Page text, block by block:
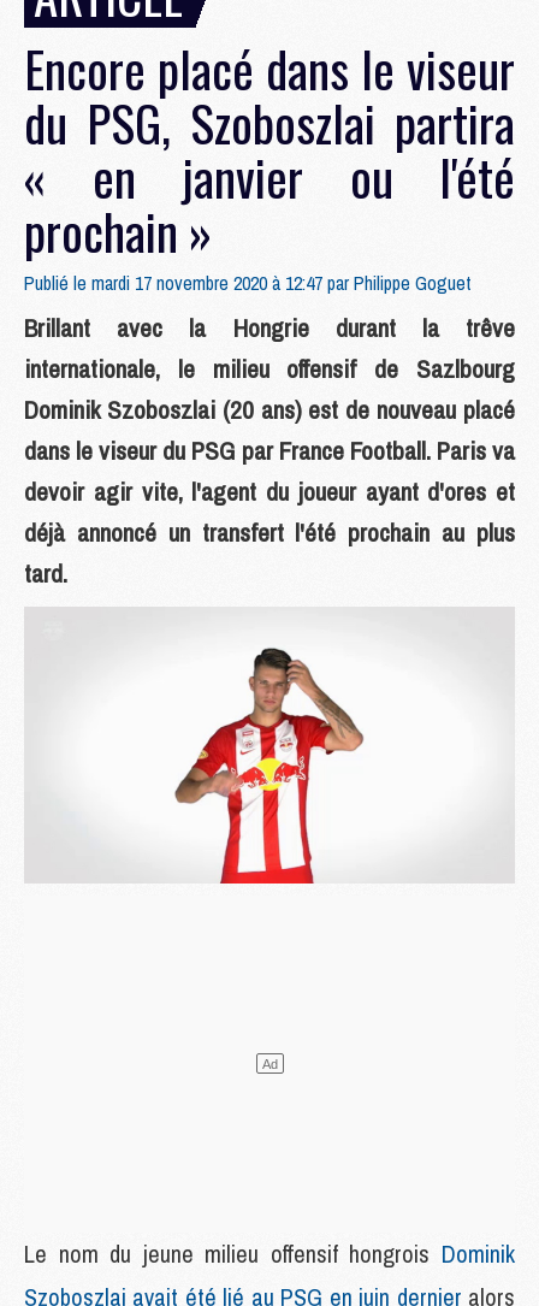
Encore placé dans le viseur
du PSG, Szoboszlai partira
« en janvier ou l'été
prochain »
Publié le mardi 17 novembre 2020 à 12:47 parPhilippe Goguet
Brillant avec la Hongrie durant la trêve
internationale, le milieu offensif de Sazlbourg
Dominik Szoboszlai (20 ans) est de nouveau placé
dans le viseur du PSG par France Football. Paris va
devoir agir vite, l'agent du joueur ayant d'ores et
déjà annoncé un transfert l'été prochain au plus
tard.
Le nom du jeune milieu offensif hongrois Dominik
Szoboszlai avait été lié au PSG en juin dernier alors